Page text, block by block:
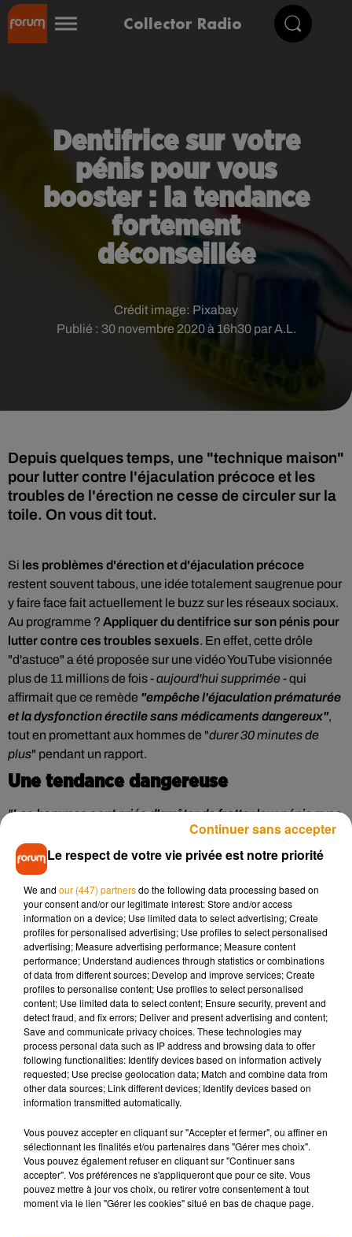
Collector Radio
Dentifrice sur votre
pénis pour vous
booster : la tendance
fortement
déconseillée
Publié : 30 novembre 2020 à 16h30 par A.L.
Crédit image: Pixabay
Depuis quelques temps, une "technique maison"
pour lutter contre l'éjaculation précoce et les
troubles de l'érection ne cesse de circuler sur la
toile. On vous dit tout.
Si les problèmes d'érection et d'éjaculation précoce
restent souvent tabous, une idée totalement saugrenue pour
y faire face fait actuellement le buzz sur les réseaux sociaux.
Au programme ? Appliquer du dentifrice sur son pénis pour
lutter contre ces troubles sexuels. En effet, cette drôle
"d'astuce" a été proposée sur une vidéo YouTube visionnée
plus de 11 millions de fois -aujourd'hui supprimée- qui
affirmait que ce remède "empêche l'éjaculation prématurée
et la dysfonction érectile sans médicaments dangereux",
tout en promettant aux hommes de "durer 30 minutes de
plus" pendant un rapport.
Une tendance dangereuse
"Les hommes sont priés d'arrêter de frotter leur pénis avec
du dentifrice pour durer plus longtemps au lit", avait ainsi
titré le Dailymailface à cette pratique douteuse qui n'est
malheureusement pas sans danger. Même son de cloche du
côté duSun qui a interviewé le pharmacien britannique
James O'Loan afin d'en savoir plus."La menthe poivrée et
les autres produits chimiques contenus dans le dentifrice (et
notamment les agents de blanchiment) peuvent être
extrêmement irritants pour les peaux sensibles. En le
mettant sur vos organes génitaux,
vous risquez une légère
brûlure, ainsi que des ampoules et des cicatrices", a ainsi
alerté le professionnel de santé, ajoutant que ces
désagréments peuvent également toucher les partenaires,
favorisant les infections (bactériennes ou virales) au niveau
des muqueuses anales ou vaginales.
Musique
Madonna sort enfin le remix de « Love
Le respect de votre vie privée est notre priorité
We and our (447) partnersdo the following data processing based on
your consent and/or our legitimate interest: Store and/or access
information on a device; Use limited data to select advertising; Create
profiles for personalised advertising; Use profiles to select personalised
advertising; Measure advertising performance; Measure content
performance; Understand audiences through statistics or combinations
of data from different sources; Develop and improve services; Create
profiles to personalise content; Use profiles to select personalised
content; Use limited data to select content; Ensure security, prevent and
detect fraud, and fix errors; Deliver and present advertising and content;
Save and communicate privacy choices. These technologies may
process personal data such as IP address and browsing data to offer
following functionalities: Identify devices based on information actively
requested; Use precise geolocation data; Match and combine data from
other data sources; Link different devices; Identify devices based on
information transmitted automatically.
Vous pouvez accepter en cliquant sur "Accepter et fermer", ou affiner en
sélectionnant les finalités et/ou partenaires dans "Gérer mes choix".
Vous pouvez également refuser en cliquant sur "Continuer sans
accepter". Vos préférences ne s'appliqueront que pour ce site. Vous
pouvez mettre à jour vos choix, ou retirer votre consentement à tout
moment via le lien "Gérer les cookies" situé en bas de chaque page.
Continuer sans accepter